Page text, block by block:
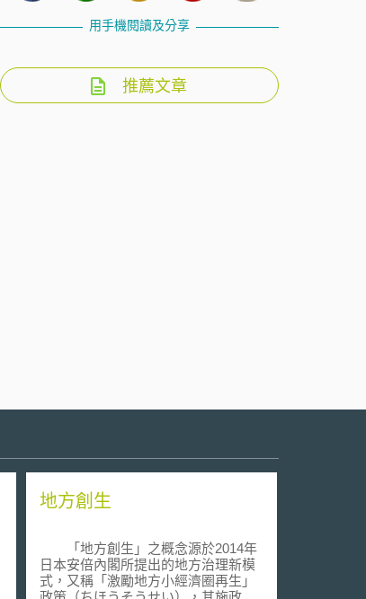
用手機閱讀及分享
推薦文章
地方創生
「地方創生」之概念源於2014年
日本安倍內閣所提出的地方治理新模
式，又稱「激勵地方小經濟圈再生」